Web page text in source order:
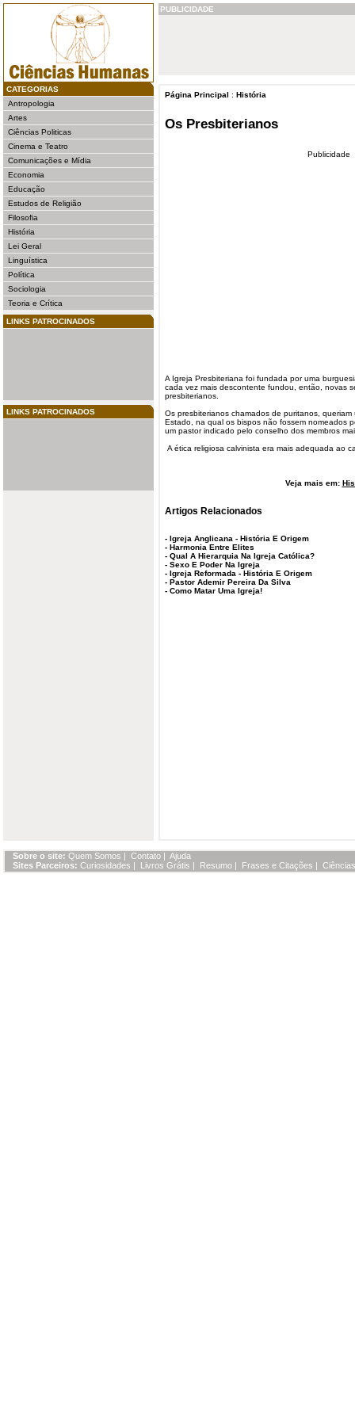
CATEGORIAS
Antropologia
Artes
Ciências Politicas
Cinema e Teatro
Comunicações e Mídia
Economia
Educação
Estudos de Religião
Filosofia
História
Lei Geral
Linguística
Política
Sociologia
Teoria e Crítica
LINKS PATROCINADOS
LINKS PATROCINADOS
PUBLICIDADE
Página Principal : História
Os Presbiterianos
Publicidade
A Igreja Presbiteriana foi fundada por uma
cada vez mais descontente fundou, então, novas
presbiterianos
Os presbiterianos chamados de puritanos,
Estado, na qual os bispos não fossem nomeados
um pastor indicado pelo conselho dos membros
A ética religiosa calvinista era mais adequada ao
Veja mais em:
Artigos Relacionados
- Igreja Anglicana - História E Origem
- Harmonia Entre Elites
- Qual A Hierarquia Na Igreja Católica?
- Sexo E Poder Na Igreja
- Igreja Reformada - História E Origem
- Pastor Ademir Pereira Da Silva
- Como Matar Uma Igreja!
Sobre o site: Quem Somos | Contato | Ajuda
Sites Parceiros: Curiosidades | Livros Grátis | Resumo | Frases e Citações |